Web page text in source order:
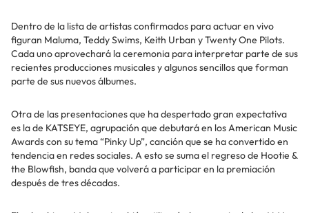
Dentro de la lista de artistas confirmados para actuar en vivo
figuran Maluma, Teddy Swims, Keith Urban y Twenty One Pilots.
Cada uno aprovechará la ceremonia para interpretar parte de sus
recientes producciones musicales y algunos sencillos que forman
parte de sus nuevos álbumes.
Otra de las presentaciones que ha despertado gran expectativa
es la de KATSEYE, agrupación que debutará en los American Music
Awards con su tema “Pinky Up”, canción que se ha convertido en
tendencia en redes sociales. A esto se suma el regreso de Hootie &
the Blowfish, banda que volverá a participar en la premiación
después de tres décadas.